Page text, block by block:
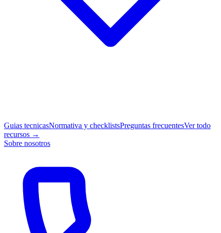
Guias tecnicasNormativa y checklistsPreguntas frecuentesVer todo
recursos →
Sobre nosotros